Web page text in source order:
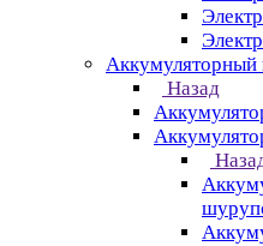
Аккумуляторный
Назад